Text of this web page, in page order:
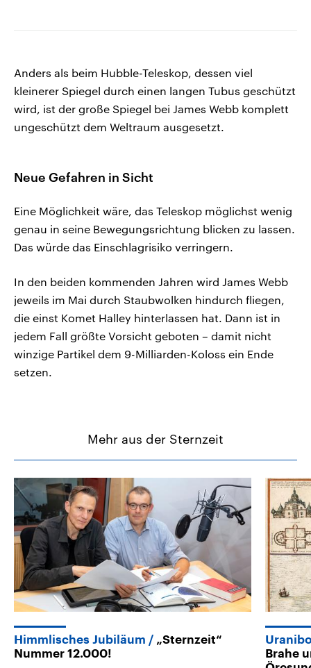
Anders als beim Hubble-Teleskop, dessen viel
kleinerer Spiegel durch einen langen Tubus geschützt
wird, ist der große Spiegel bei James Webb komplett
ungeschützt dem Weltraum ausgesetzt.
Neue Gefahren in Sicht
Eine Möglichkeit wäre, das Teleskop möglichst wenig
genau in seine Bewegungsrichtung blicken zu lassen.
Das würde das Einschlagrisiko verringern.
In den beiden kommenden Jahren wird James Webb
jeweils im Mai durch Staubwolken hindurch fliegen,
die einst Komet Halley hinterlassen hat. Dann ist in
jedem Fall größte Vorsicht geboten – damit nicht
winzige Partikel dem 9-Milliarden-Koloss ein Ende
setzen.
Mehr aus der Sternzeit
Himmlisches Jubiläum
„Sternzeit“
Nummer 12.000!
Brahe